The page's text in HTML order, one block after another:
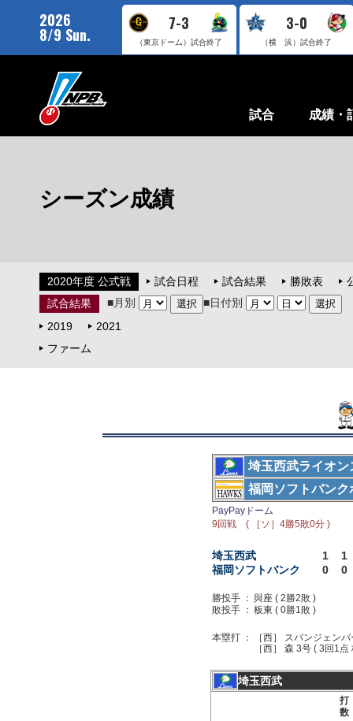
2026
8/9 Sun.
7-3
（東京ドーム）試合終了
3-0
（横 浜）試合終了
試合 成績・
シーズン成績
2020年度 公式戦 試合日程 試合結果 勝敗表
試合結果
■月別
■日付別
2019
2021
ファーム
埼玉西武ライオン
福岡ソフトバンク
PayPayドーム
9回戦 ( ［ソ］4勝5敗0分 )
埼玉西武 1
1
福岡ソフトバンク
0 0
勝投手 ： 與座 ( 2勝2敗 )
敗投手 ： 板東 ( 0勝1敗 )
本塁打 ：
［西］ スパンジェン
［西］ 森 3号 ( 3回1
埼玉西武
打
数